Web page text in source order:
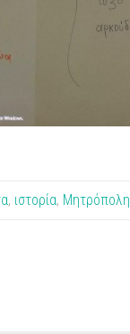
, ιστορία, Μητρόπολη